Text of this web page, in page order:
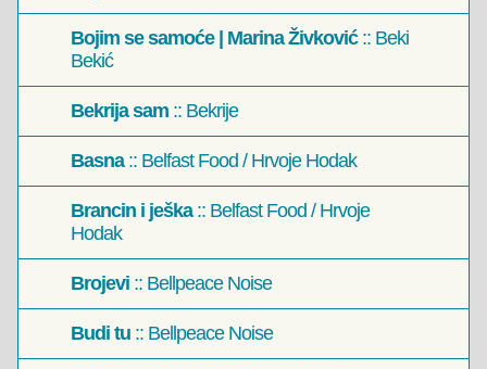
Bojim se samoće | Marina Živković:: Beki
Bekić
Bekrija sam :: Bekrije
Basna:: Belfast Food / Hrvoje Hodak
Brancin i ješka:: Belfast Food / Hrvoje
Hodak
Brojevi :: Bellpeace Noise
Budi tu :: Bellpeace Noise